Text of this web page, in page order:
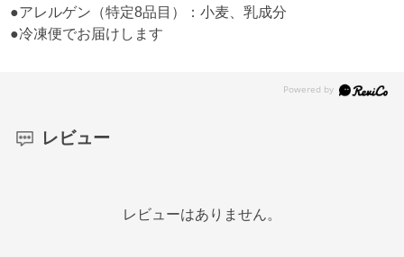
●アレルゲン（特定8品目）：小麦、乳成分
●冷凍便でお届けします
レビュー
レビューはありません。